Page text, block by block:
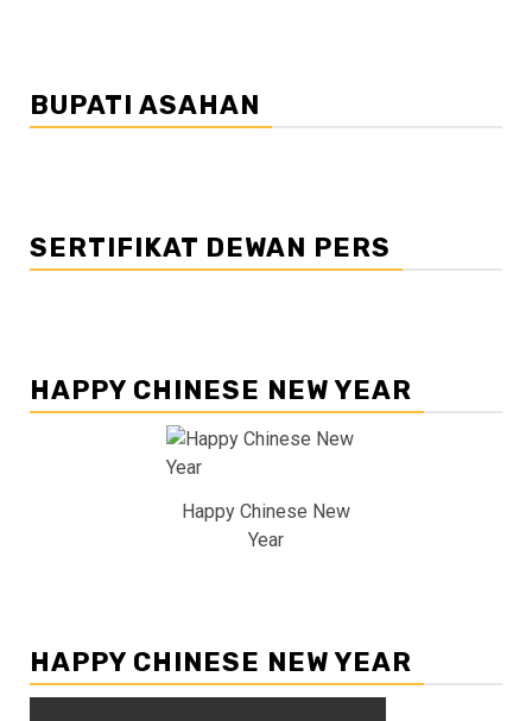
BUPATI ASAHAN
SERTIFIKAT DEWAN PERS
HAPPY CHINESE NEW YEAR
Happy Chinese New
Year
HAPPY CHINESE NEW YEAR